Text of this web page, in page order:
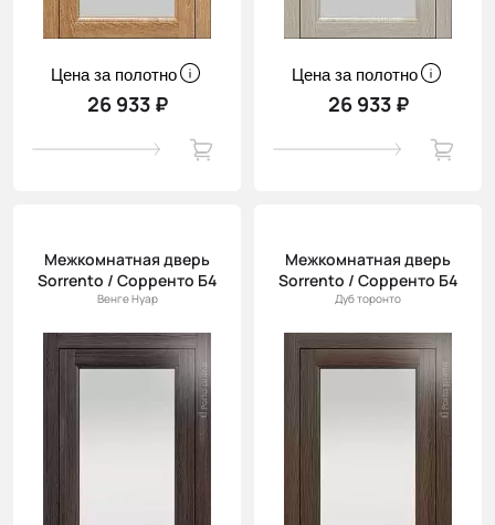
Цена за полотно
26 933 ₽
Цена за полотно
26 933 ₽
Межкомнатная дверь
Sorrento / Сорренто Б4
Венге Нуар
Межкомнатная дверь
Sorrento / Сорренто Б4
Дуб торонто